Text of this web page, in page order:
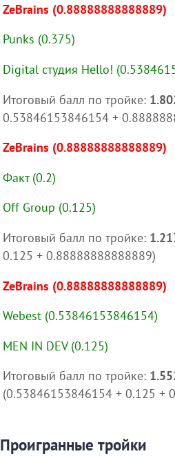
ZeBrains (0.88888888888889)
Punks (0.375)
Digital студия Hello!
Итоговый балл по тройке:
0.53846153846154 +
ZeBrains (0.88888888888889)
Факт (0.2)
Off Group (0.125)
Итоговый балл по тройке:
0.125 + 0.88888888888889)
ZeBrains (0.88888888888889)
Webest (0.53846153846154)
MEN IN DEV (0.125)
Итоговый балл по тройке:
(0.53846153846154 + 0.125 +
Проигранные тройки